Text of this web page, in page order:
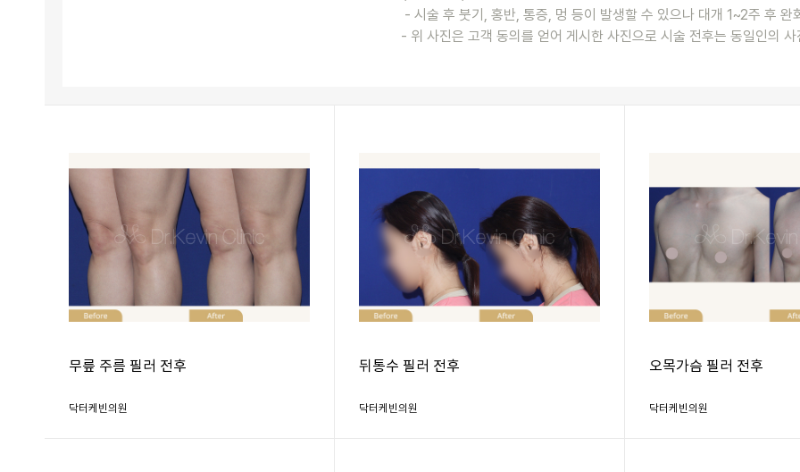
- 시술 후 붓기, 홍반, 통증, 멍 등이 발생할 수 있으나 대개 1~2주 후 완
- 위 사진은 고객 동의를 얻어 게시한 사진으로 시술 전후는 동일인의 사
무릎 주름 필러 전후
닥터케빈의원
뒤통수 필러 전후
닥터케빈의원
오목가슴 필러 전후
닥터케빈의원